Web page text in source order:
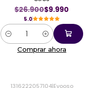
$26.900$9.990
5.0
Cantidad
Comprar ahora
1316222057104|Eyooso